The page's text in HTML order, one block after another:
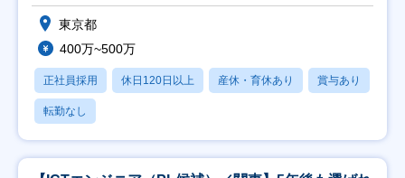
東京都
400万~500万
正社員採用 休日120日以上 産休・育休あり 賞与あり
転勤なし